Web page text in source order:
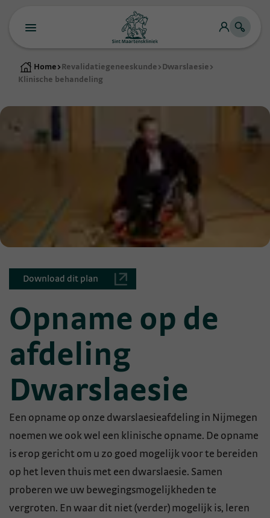
Home > Revalidatiegeneeskunde > Dwarslaesie >
Klinische behandeling
Download dit plan
Opname op de
afdeling
Dwarslaesie
Een opname op onze dwarslaesieafdeling in Nijmegen
noemen we ook wel een klinische opname. De opname
is erop gericht om u zo goed mogelijk voor te bereiden
op het leven thuis met een dwarslaesie. Samen
proberen we uw bewegingsmogelijkheden te
vergroten. En waar dit niet (verder) mogelijk is, leren